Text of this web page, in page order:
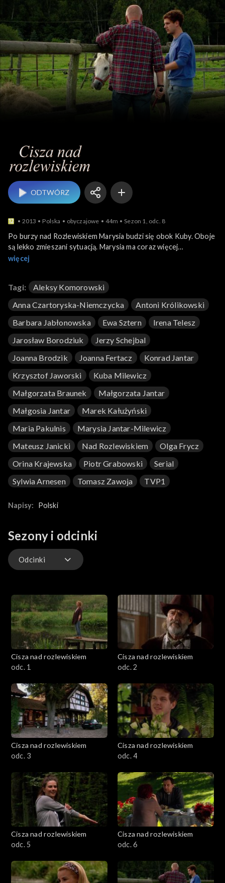
Cisza nad rozlewiskiem
ODTWÓRZ
2013 Polska obyczajowe 44m Sezon 1, odc. 8
Po burzy nad Rozlewiskiem Marysia budzi się obok Kuby. Oboje
są lekko zmieszani sytuacją. Marysia ma coraz więcej
wątpliwości dotyczących Krzysztofa i wspólnej z nim
burzy Krzysztof ulega wypadkowi - jego rozbity samochód
znajdują w lesie Kuba i Marysia. Do pracy w stadninie zostaje
zatrudniona nowa pracownica - młoda i śliczna Magda. Konrad
jest nią zachwycony. Piotr nie wraca na noc do pensjonatu.
Małgosia zaczyna podejrzewać, że Paula ma z nim romans.
Orest i Wroński wracają z Paryża. Ich sukces jest jednak
wątpliwy. Zostali oszukani przez Ordona. Mirka z Maćkiem jadą
w podróż poślubną do Tunezji.
więcej
Tagi:
Aleksy Komorowski
Anna Czartoryska-Niemczycka
Antoni Królikowski
Barbara Jabłonowska
Ewa Sztern
Irena Telesz
Jarosław Borodziuk
Jerzy Schejbal
Joanna Brodzik
Joanna Fertacz
Konrad Jantar
Krzysztof Jaworski
Kuba Milewicz
Małgorzata Braunek
Małgorzata Jantar
Małgosia Jantar
Marek Kałużyński
Maria Pakulnis
Marysia Jantar-Milewicz
Mateusz Janicki
Nad Rozlewiskiem
Olga Frycz
Orina Krajewska
Piotr Grabowski
Serial
Sylwia Arnesen
Tomasz Zawoja TVP1
Napisy: Polski
Sezony i odcinki
Odcinki
Cisza nad rozlewiskiem
odc. 1
Cisza nad rozlewiskiem
odc. 2
Cisza nad rozlewiskiem
odc. 3
Cisza nad rozlewiskiem
odc. 4
Cisza nad rozlewiskiem
odc. 5
Cisza nad rozlewiskiem
odc. 6